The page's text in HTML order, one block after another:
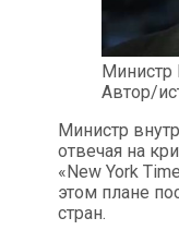
Министр
Автор/
Министр
отвечая на
«New York
этом плане
стран.